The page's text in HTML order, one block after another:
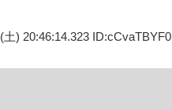
土) 20:46:14.323 ID:cCvaTBYF0